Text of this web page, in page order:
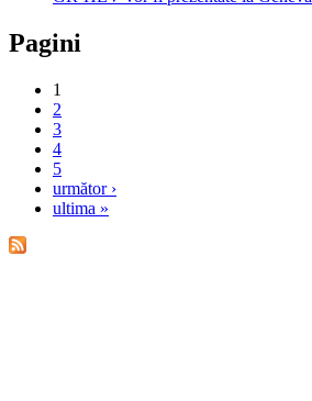
Pagini
1
2
3
4
5
următor ›
ultima »